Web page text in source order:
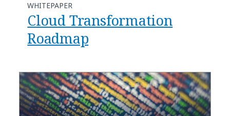
WHITEPAPER
Cloud Transformation
Roadmap